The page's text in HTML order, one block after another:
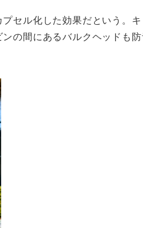
セル化した効果だという。
の間にあるバルクヘッドも